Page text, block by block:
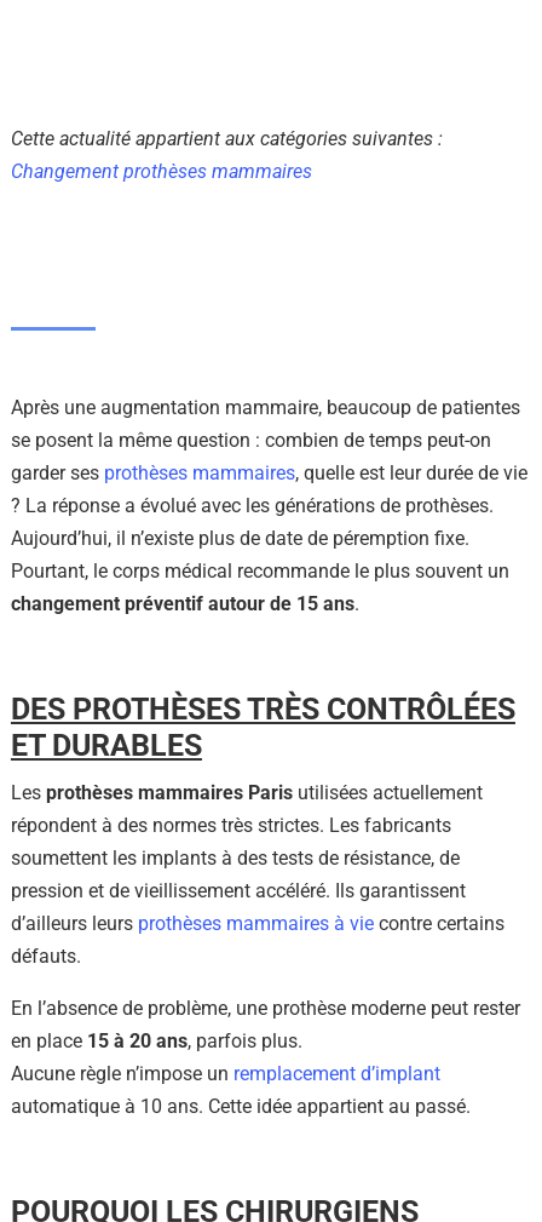
Cette actualité appartient aux catégories suivantes :
Changement prothèses mammaires
Après une augmentation mammaire, beaucoup de patientes
se posent la même question : combien de temps peut-on
garder ses prothèses mammaires, quelle est leur durée de vie
? La réponse a évolué avec les générations de prothèses.
Aujourd’hui, il n’existe plus de date de péremption fixe.
Pourtant, le corps médical recommande le plus souvent un
changement préventif autour de 15 ans.
DES PROTHÈSES TRÈS CONTRÔLÉES
ET DURABLES
Les prothèses mammaires Parisutilisées actuellement
répondent à des normes très strictes. Les fabricants
soumettent les implants à des tests de résistance, de
pression et de vieillissement accéléré. Ils garantissent
d’ailleurs leurs prothèses mammaires à viecontre certains
défauts.
En l’absence de problème, une prothèse moderne peut rester
en place 15 à 20 ans, parfois plus.
Aucune règle n’impose un remplacement d’implant
automatique à 10 ans. Cette idée appartient au passé.
POURQUOI LES CHIRURGIENS